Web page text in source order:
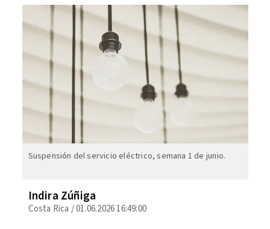
Suspensión del servicio eléctrico, semana 1 de junio.
Indira Zúñiga
Costa Rica /01.06.2026 16:49:00